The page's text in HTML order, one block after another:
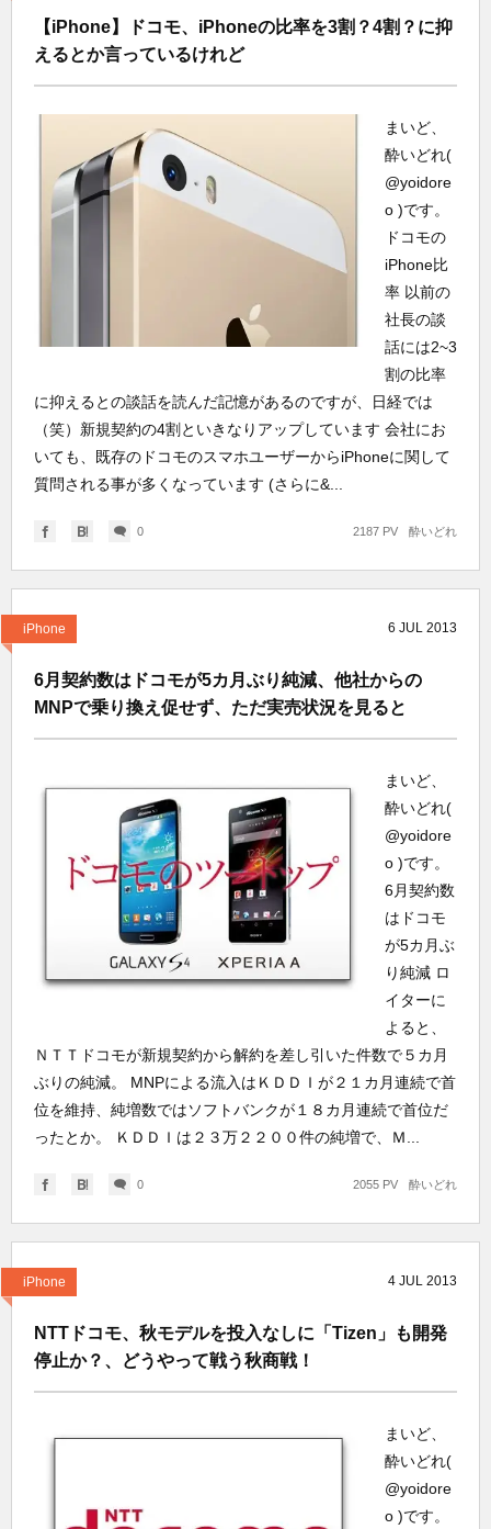
【iPhone】ドコモ、iPhoneの比率を3割？4割？に抑
えるとか言っているけれど
まいど、
酔いどれ(
@yoidore
o )です。
ドコモの
iPhone比
率 以前の
社長の談
話には2~3
割の比率
に抑えるとの談話を読んだ記憶があるのですが、日経では
（笑）新規契約の4割といきなりアップしています 会社にお
いても、既存のドコモのスマホユーザーからiPhoneに関して
質問される事が多くなっています (さらに&...
0 酔いどれ
2187 PV
iPhone 6 JUL 2013
6月契約数はドコモが5カ月ぶり純減、他社からの
MNPで乗り換え促せず、ただ実売状況を見ると
まいど、
酔いどれ(
@yoidore
o )です。
6月契約数
はドコモ
が5カ月ぶ
り純減 ロ
イターに
よると、
ＮＴＴドコモが新規契約から解約を差し引いた件数で５カ月
ぶりの純減。 MNPによる流入はＫＤＤＩが２１カ月連続で首
位を維持、純増数ではソフトバンクが１８カ月連続で首位だ
ったとか。 ＫＤＤＩは２３万２２００件の純増で、Ｍ...
0 酔いどれ
2055 PV
iPhone 4 JUL 2013
NTTドコモ、秋モデルを投入なしに「Tizen」も開発
停止か？、どうやって戦う秋商戦！
まいど、
酔いどれ(
@yoidore
o )です。